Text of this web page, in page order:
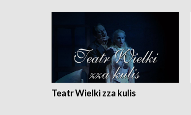
Teatr Wielki zza kulis